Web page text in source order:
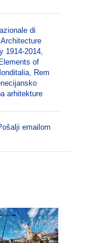
di
1914-2014
of
Rem
arhitekture
emailom